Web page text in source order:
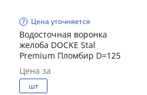
Цена уточняется
Водосточная воронка
желоба DOCKE Stal
Premium Пломбир D=125
Цена за
шт